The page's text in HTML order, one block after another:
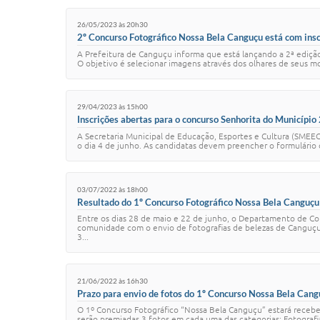
26/05/2023 às 20h30
2º Concurso Fotográfico Nossa Bela Canguçu está com
A Prefeitura de Canguçu informa que está lançando a 2ª
O objetivo é selecionar imagens através dos olhares de seus
29/04/2023 às 15h00
Inscrições abertas para o concurso Senhorita do
A Secretaria Municipal de Educação, Esportes e Cultura
o dia 4 de junho. As candidatas devem preencher o
03/07/2022 às 18h00
Resultado do 1º Concurso Fotográfico Nossa Bela Canguçu
Entre os dias 28 de maio e 22 de junho, o Departamento de
comunidade com o envio de fotografias de belezas de
3...
21/06/2022 às 16h30
Prazo para envio de fotos do 1º Concurso Nossa Bela
O 1º Concurso Fotográfico “Nossa Bela Canguçu” estará